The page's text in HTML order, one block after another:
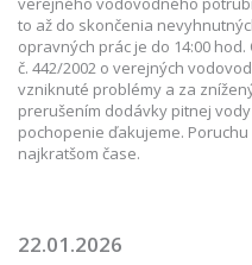
to až do skončenia
opravných prác je do 14:00
č. 442/2002 o verejných
vzniknuté problémy a za
prerušením dodávky pitnej
pochopenie ďakujeme.
najkratšom čase.
22.01.2026